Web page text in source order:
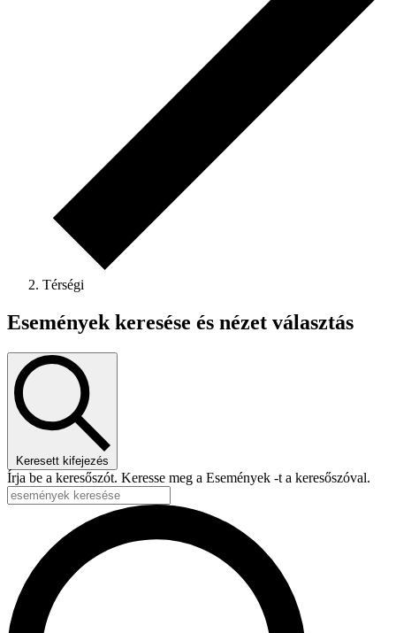
Térségi
Események keresése és nézet választás
Keresett kifejezés
Írja be a keresőszót. Keresse meg a Események -t a keresőszóval.